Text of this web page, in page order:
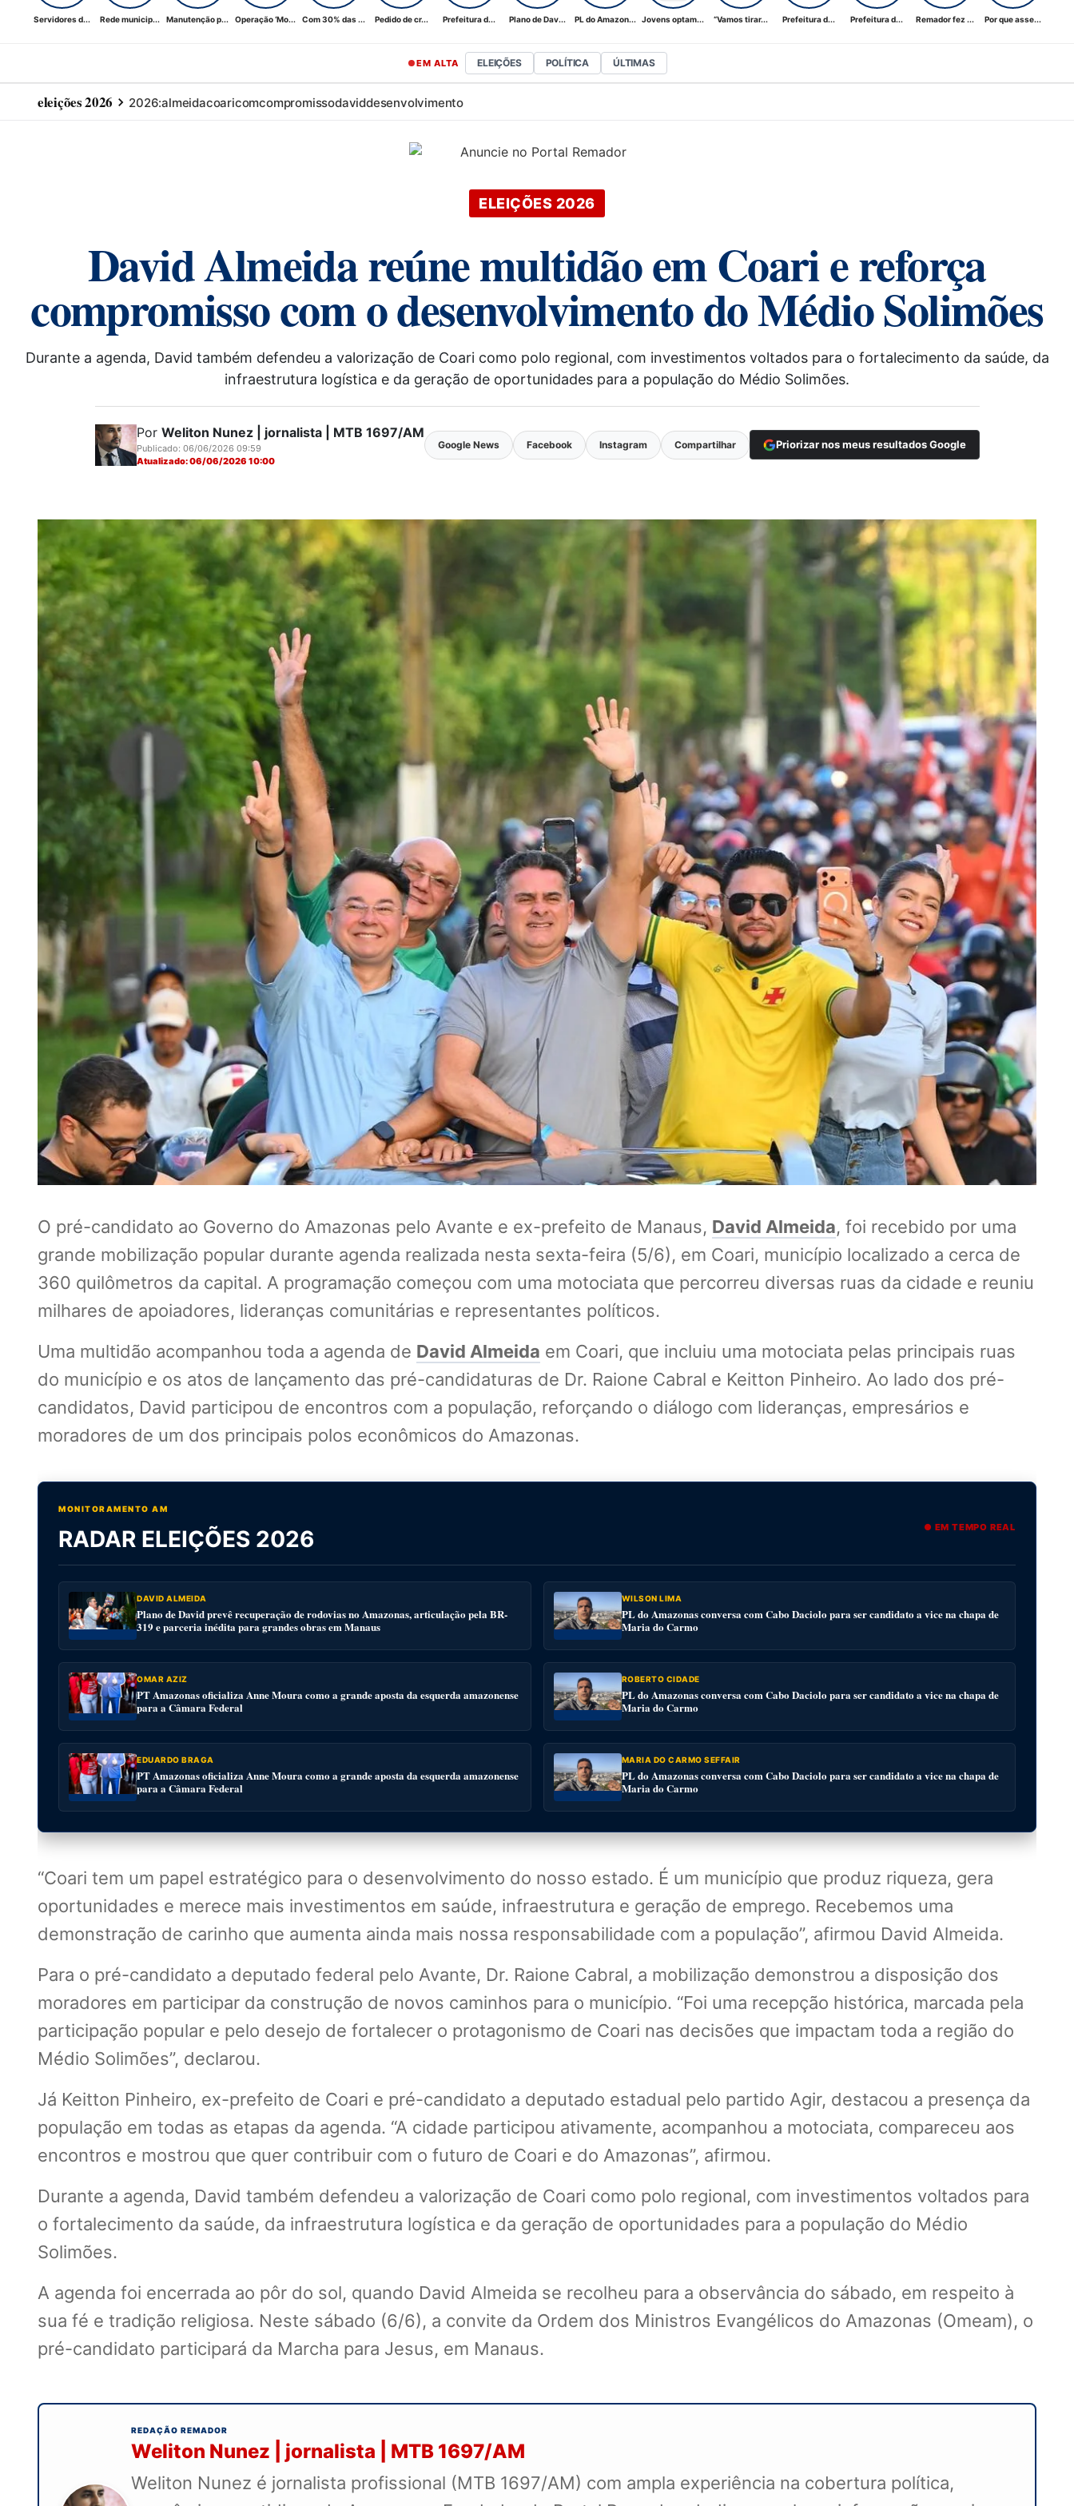
Servidores d... Rede municip... Manutenção p... Operação ‘Mo... Com 30% das ... Pedido de cr... Prefeitura d... Plano de Dav... PL do Amazon... Jovens optam... “Vamos tirar... Prefeitura d... Prefeitura d... Remador fez ... Por que asse...
EM ALTA ELEIÇÕES POLÍTICA ÚLTIMAS
eleições 2026 2026:almeidacoaricomcompromissodaviddesenvolvimento
ELEIÇÕES 2026
David Almeida reúne multidão em Coari e reforça
compromisso com o desenvolvimento do Médio Solimões
Durante a agenda, David também defendeu a valorização de Coari como polo regional, com investimentos voltados para o fortalecimento da saúde, da
infraestrutura logística e da geração de oportunidades para a população do Médio Solimões.
Por Weliton Nunez | jornalista | MTB 1697/AM
Publicado: 06/06/2026 09:59
Atualizado: 06/06/2026 10:00
Google News Facebook Instagram Compartilhar Priorizar nos meus resultados Google
O pré-candidato ao Governo do Amazonas pelo Avante e ex-prefeito de Manaus, David Almeida, foi recebido por uma
grande mobilização popular durante agenda realizada nesta sexta-feira (5/6), em Coari, município localizado a cerca de
360 quilômetros da capital. A programação começou com uma motociata que percorreu diversas ruas da cidade e reuniu
milhares de apoiadores, lideranças comunitárias e representantes políticos.
Uma multidão acompanhou toda a agenda de David Almeida em Coari, que incluiu uma motociata pelas principais ruas
do município e os atos de lançamento das pré-candidaturas de Dr. Raione Cabral e Keitton Pinheiro. Ao lado dos pré-
candidatos, David participou de encontros com a população, reforçando o diálogo com lideranças, empresários e
moradores de um dos principais polos econômicos do Amazonas.
MONITORAMENTO AM
RADAR ELEIÇÕES 2026 ● EM TEMPO REAL
DAVID ALMEIDA
Plano de David prevê recuperação de rodovias no Amazonas, articulação pela BR-
319 e parceria inédita para grandes obras em Manaus
WILSON LIMA
PL do Amazonas conversa com Cabo Daciolo para ser candidato a vice na chapa de
Maria do Carmo
OMAR AZIZ
PT Amazonas oficializa Anne Moura como a grande aposta da esquerda amazonense
para a Câmara Federal
ROBERTO CIDADE
PL do Amazonas conversa com Cabo Daciolo para ser candidato a vice na chapa de
Maria do Carmo
EDUARDO BRAGA
PT Amazonas oficializa Anne Moura como a grande aposta da esquerda amazonense
para a Câmara Federal
MARIA DO CARMO SEFFAIR
PL do Amazonas conversa com Cabo Daciolo para ser candidato a vice na chapa de
Maria do Carmo
“Coari tem um papel estratégico para o desenvolvimento do nosso estado. É um município que produz riqueza, gera
oportunidades e merece mais investimentos em saúde, infraestrutura e geração de emprego. Recebemos uma
demonstração de carinho que aumenta ainda mais nossa responsabilidade com a população”, afirmou David Almeida.
Para o pré-candidato a deputado federal pelo Avante, Dr. Raione Cabral, a mobilização demonstrou a disposição dos
moradores em participar da construção de novos caminhos para o município. “Foi uma recepção histórica, marcada pela
participação popular e pelo desejo de fortalecer o protagonismo de Coari nas decisões que impactam toda a região do
Médio Solimões”, declarou.
Já Keitton Pinheiro, ex-prefeito de Coari e pré-candidato a deputado estadual pelo partido Agir, destacou a presença da
população em todas as etapas da agenda. “A cidade participou ativamente, acompanhou a motociata, compareceu aos
encontros e mostrou que quer contribuir com o futuro de Coari e do Amazonas”, afirmou.
Durante a agenda, David também defendeu a valorização de Coari como polo regional, com investimentos voltados para
o fortalecimento da saúde, da infraestrutura logística e da geração de oportunidades para a população do Médio
Solimões.
A agenda foi encerrada ao pôr do sol, quando David Almeida se recolheu para a observância do sábado, em respeito à
sua fé e tradição religiosa. Neste sábado (6/6), a convite da Ordem dos Ministros Evangélicos do Amazonas (Omeam), o
pré-candidato participará da Marcha para Jesus, em Manaus.
REDAÇÃO REMADOR
Weliton Nunez | jornalista | MTB 1697/AM
Weliton Nunez é jornalista profissional (MTB 1697/AM) com ampla experiência na cobertura política,